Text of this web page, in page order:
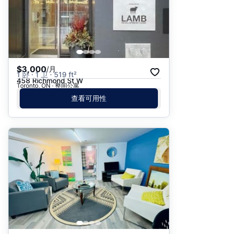
$3,000/月
1 卧 · 1 卫 · 519 ft²
458 Richmond St W
Toronto, ON · 整间公寓
查看可用性